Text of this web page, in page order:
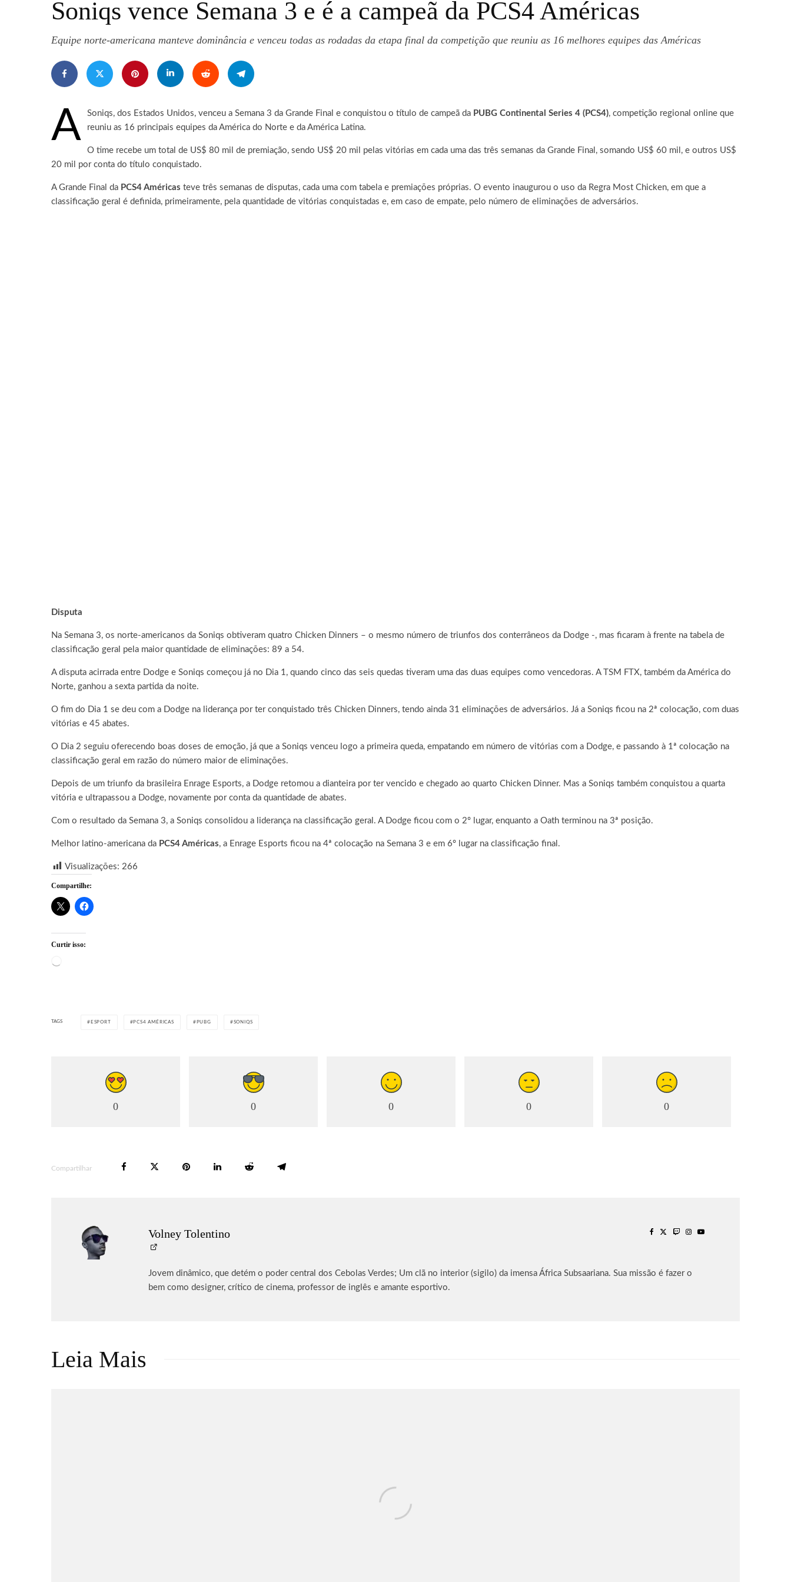
Soniqs vence Semana 3 e é a campeã da PCS4 Américas
Equipe norte-americana manteve dominância e venceu todas as rodadas da etapa final da competição que reuniu as 16 melhores equipes das Américas
A Soniqs, dos Estados Unidos, venceu a Semana 3 da Grande Final e conquistou o título de campeã da PUBG Continental Series 4 (PCS4), competição regional online que
reuniu as 16 principais equipes da América do Norte e da América Latina.
O time recebe um total de US$ 80 mil de premiação, sendo US$ 20 mil pelas vitórias em cada uma das três semanas da Grande Final, somando US$ 60 mil, e outros US$
20 mil por conta do título conquistado.
A Grande Final da PCS4 Américas teve três semanas de disputas, cada uma com tabela e premiações próprias. O evento inaugurou o uso da Regra Most Chicken, em que a
classificação geral é definida, primeiramente, pela quantidade de vitórias conquistadas e, em caso de empate, pelo número de eliminações de adversários.
Disputa
Na Semana 3, os norte-americanos da Soniqs obtiveram quatro Chicken Dinners – o mesmo número de triunfos dos conterrâneos da Dodge -, mas ficaram à frente na tabela de
classificação geral pela maior quantidade de eliminações: 89 a 54.
A disputa acirrada entre Dodge e Soniqs começou já no Dia 1, quando cinco das seis quedas tiveram uma das duas equipes como vencedoras. A TSM FTX, também da América do
Norte, ganhou a sexta partida da noite.
O fim do Dia 1 se deu com a Dodge na liderança por ter conquistado três Chicken Dinners, tendo ainda 31 eliminações de adversários. Já a Soniqs ficou na 2ª colocação, com duas
vitórias e 45 abates.
O Dia 2 seguiu oferecendo boas doses de emoção, já que a Soniqs venceu logo a primeira queda, empatando em número de vitórias com a Dodge, e passando à 1ª colocação na
classificação geral em razão do número maior de eliminações.
Depois de um triunfo da brasileira Enrage Esports, a Dodge retomou a dianteira por ter vencido e chegado ao quarto Chicken Dinner. Mas a Soniqs também conquistou a quarta
vitória e ultrapassou a Dodge, novamente por conta da quantidade de abates.
Com o resultado da Semana 3, a Soniqs consolidou a liderança na classificação geral. A Dodge ficou com o 2º lugar, enquanto a Oath terminou na 3ª posição.
Melhor latino-americana da PCS4 Américas, a Enrage Esports ficou na 4ª colocação na Semana 3 e em 6º lugar na classificação final.
Visualizações: 266
Compartilhe:
Curtir isso:
TAGS ESPORT PCS4 AMÉRICAS PUBG SONIQS
0 0 0 0 0
Compartilhar
Volney Tolentino
Jovem dinâmico, que detém o poder central dos Cebolas Verdes; Um clã no interior (sigilo) da imensa África Subsaariana. Sua missão é fazer o
bem como designer, crítico de cinema, professor de inglês e amante esportivo.
Leia Mais